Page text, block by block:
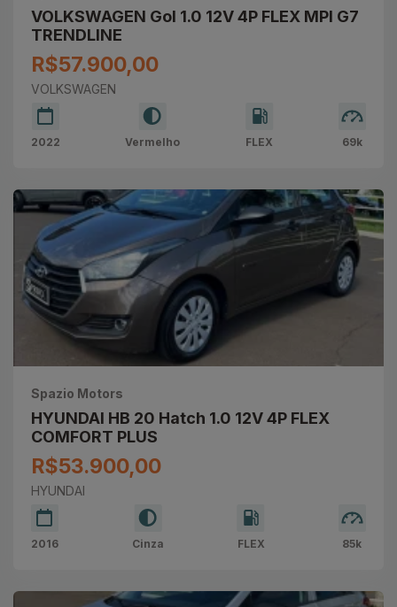
VOLKSWAGEN Gol 1.0 12V 4P FLEX MPI G7
TRENDLINE
R$57.900,00
VOLKSWAGEN
2022 Vermelho FLEX 69k
Spazio Motors
HYUNDAI HB 20 Hatch 1.0 12V 4P FLEX
COMFORT PLUS
R$53.900,00
HYUNDAI
2016 Cinza FLEX 85k